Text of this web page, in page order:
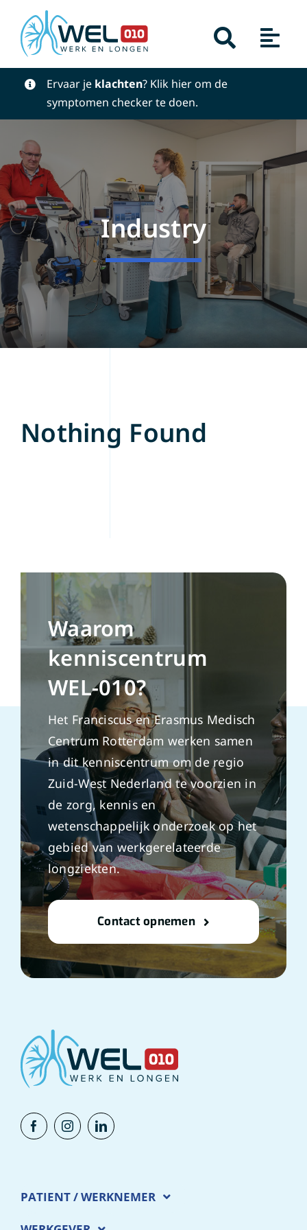
content
Ervaar je klachten? Klik hier om de
symptomen checkerte doen.
Industry
Nothing Found
Waarom
kenniscentrum
WEL-010?
Het Franciscus en Erasmus Medisch
Centrum Rotterdam werken samen
in dit kenniscentrum om de regio
Zuid-West Nederland te voorzien in
de zorg, kennis en
wetenschappelijk onderzoek op het
gebied van werkgerelateerde
longziekten.
Contact opnemen
PATIENT / WERKNEMER